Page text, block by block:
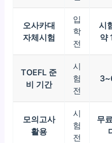
오사카대
자체시험
입
학
전
시
약
TOEFL 준
비 기간
시
험
전
모의고사
활용
시
험
전
무